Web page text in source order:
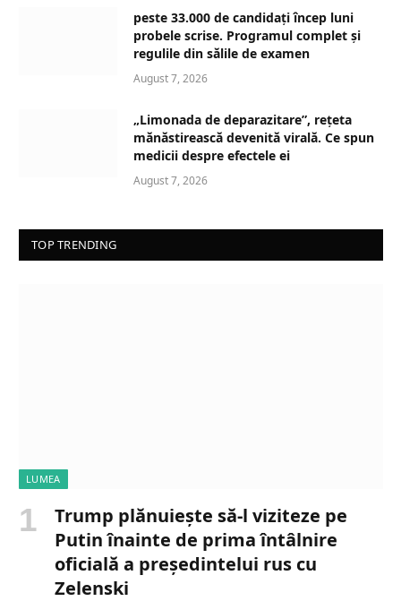
peste 33.000 de candidați încep luni
probele scrise. Programul complet și
regulile din sălile de examen
August 7, 2026
„Limonada de deparazitare”, rețeta
mănăstirească devenită virală. Ce spun
medicii despre efectele ei
August 7, 2026
TOP TRENDING
LUMEA
Trump plănuiește să-l viziteze pe
Putin înainte de prima întâlnire
oficială a președintelui rus cu
Zelenski